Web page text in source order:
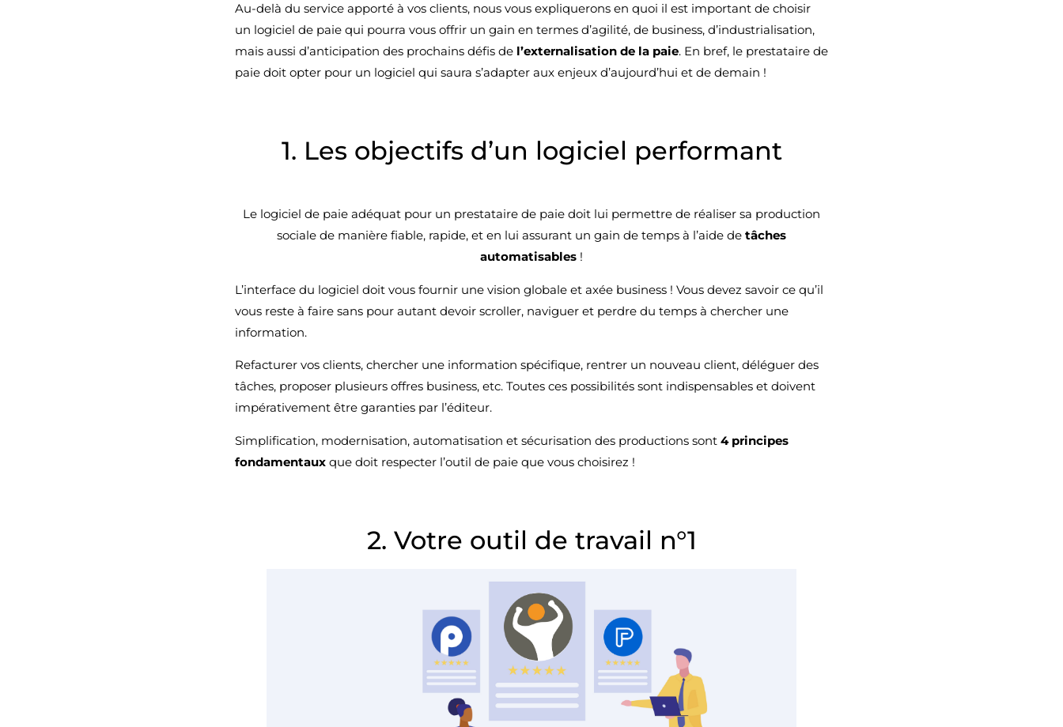
Au-delà du service apporté à vos clients, nous vous expliquerons en quoi il est important de choisir
un logiciel de paie qui pourra vous offrir un gain en termes d’agilité, de business, d’industrialisation,
mais aussi d’anticipation des prochains défis de l’externalisation de la paie. En bref, le prestataire de
paie doit opter pour un logiciel qui saura s’adapter aux enjeux d’aujourd’hui et de demain !
1. Les objectifs d’un logiciel performant
Le logiciel de paie adéquat pour un prestataire de paie doit lui permettre de réaliser sa production
sociale de manière fiable, rapide, et en lui assurant un gain de temps à l’aide de tâches
automatisables !
L’interface du logiciel doit vous fournir une vision globale et axée business ! Vous devez savoir ce qu’il
vous reste à faire sans pour autant devoir scroller, naviguer et perdre du temps à chercher une
information.
Refacturer vos clients, chercher une information spécifique, rentrer un nouveau client, déléguer des
tâches, proposer plusieurs offres business, etc. Toutes ces possibilités sont indispensables et doivent
impérativement être garanties par l’éditeur.
Simplification, modernisation, automatisation et sécurisation des productions sont 4 principes
fondamentaux que doit respecter l’outil de paie que vous choisirez !
2. Votre outil de travail n°1